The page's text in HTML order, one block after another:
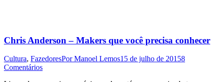
Chris Anderson – Makers que você precisa conhecer
Cultura, FazedoresPorManoel Lemos15 de julho de 20158
Comentários